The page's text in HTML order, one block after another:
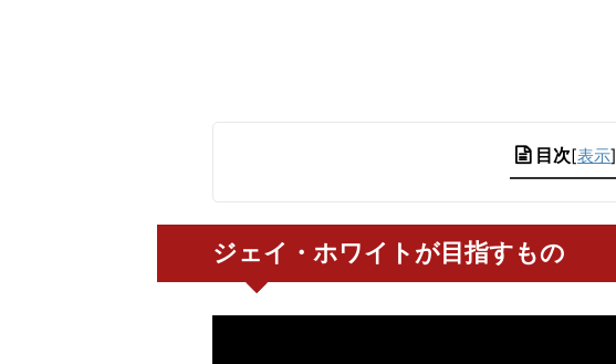
目次[表示]
ジェイ・ホワイトが目指すもの